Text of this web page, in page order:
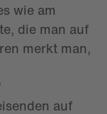
wie am
die man auf
merkt man,
auf